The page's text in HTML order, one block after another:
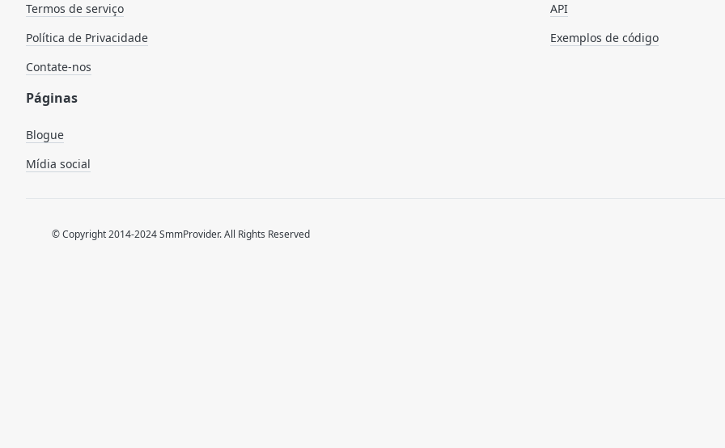
Termos de serviço
Política de Privacidade
Contate-nos
API
Exemplos de código
Páginas
Blogue
Mídia social
© Copyright 2014-2024 SmmProvider. All Rights Reserved